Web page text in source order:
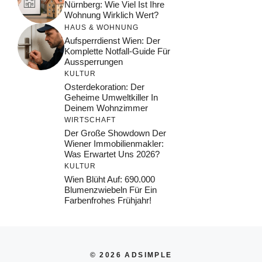
Nürnberg: Wie Viel Ist Ihre
Wohnung Wirklich Wert?
HAUS & WOHNUNG
Aufsperrdienst Wien: Der
Komplette Notfall-Guide Für
Aussperrungen
KULTUR
Osterdekoration: Der
Geheime Umweltkiller In
Deinem Wohnzimmer
WIRTSCHAFT
Der Große Showdown Der
Wiener Immobilienmakler:
Was Erwartet Uns 2026?
KULTUR
Wien Blüht Auf: 690.000
Blumenzwiebeln Für Ein
Farbenfrohes Frühjahr!
© 2026 ADSIMPLE